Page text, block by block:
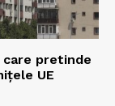
pretinde
UE